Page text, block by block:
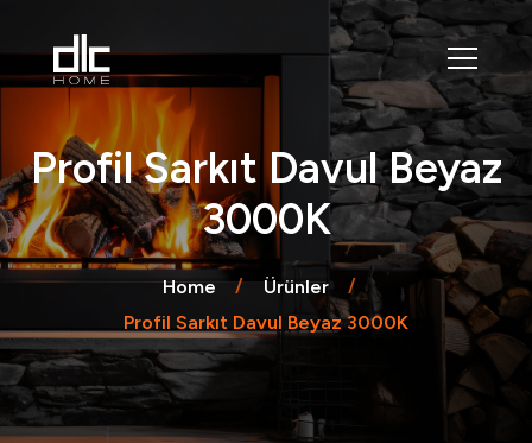
Profil Sarkıt Davul Beyaz
3000K
Home
Ürünler
Profil Sarkıt Davul Beyaz 3000K